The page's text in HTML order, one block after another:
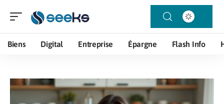
Biens Digital Entreprise Épargne Flash Info